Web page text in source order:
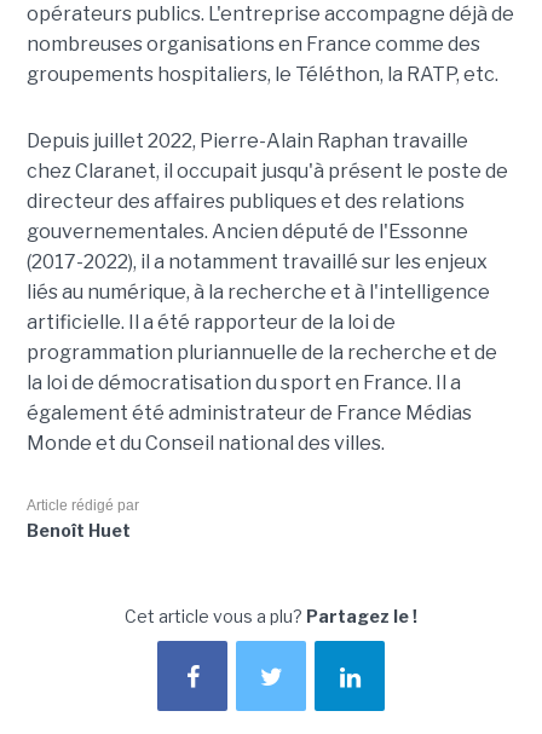
opérateurs publics. L'entreprise accompagne déjà de
nombreuses organisations en France comme des
groupements hospitaliers, le Téléthon, la RATP, etc.
Depuis juillet 2022, Pierre-Alain Raphan travaille
chez Claranet, il occupait jusqu'à présent le poste de
directeur des affaires publiques et des relations
gouvernementales. Ancien député de l'Essonne
(2017-2022), il a notamment travaillé sur les enjeux
liés au numérique, à la recherche et à l'intelligence
artificielle. Il a été rapporteur de la loi de
programmation pluriannuelle de la recherche et de
la loi de démocratisation du sport en France. Il a
également été administrateur de France Médias
Monde et du Conseil national des villes.
Article rédigé par
Benoît Huet
Cet article vous a plu? Partagez le !